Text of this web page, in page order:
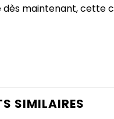
dès maintenant, cette
SIMILAIRES